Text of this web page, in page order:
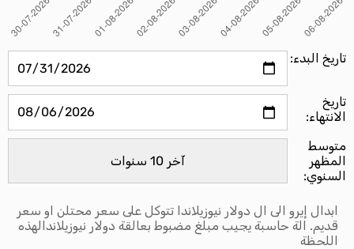
تاريخ البدء:
تاريخ
الانتهاء:
متوسط ​​
المظهر
السنوي:
ابدال إيرو الى ال دولار نيوزيلاندا تتوكل على سعر محتلن او سعر
قديم. الة حاسبة يجيب مبلغ مضبوط بعالقة دولار نيوزيلاندالهذه
اللحظة